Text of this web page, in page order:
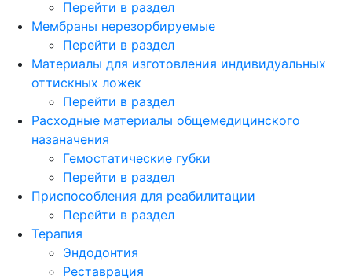
Перейти в раздел
Мембраны нерезорбируемые
Перейти в раздел
Материалы для изготовления индивидуальных
оттискных ложек
Перейти в раздел
Расходные материалы общемедицинского
назаначения
Гемостатические губки
Перейти в раздел
Приспособления для реабилитации
Перейти в раздел
Терапия
Эндодонтия
Реставрация